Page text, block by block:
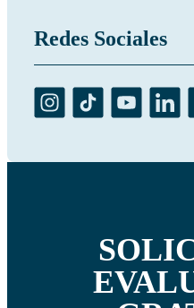
Redes Sociales